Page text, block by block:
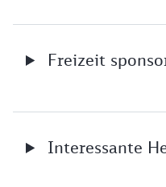
Freizeit
Interessante